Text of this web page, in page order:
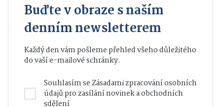
Buďte v obraze s naším
denním newsletterem
Každý den vám pošleme přehled všeho důležitého
do vaší e-mailové schránky.
Souhlasím seZásadami zpracování osobních
údajůpro zasílání novinek a obchodních
sdělení